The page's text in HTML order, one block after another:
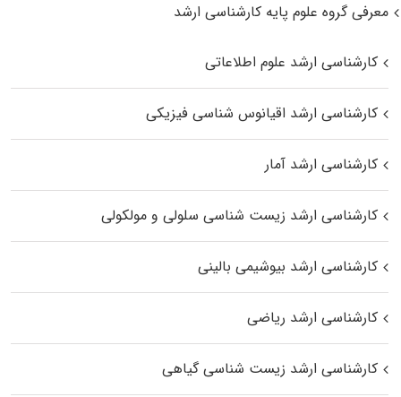
معرفی گروه علوم پایه کارشناسی ارشد
کارشناسی ارشد علوم اطلاعاتی
کارشناسی ارشد اقیانوس‌ شناسی فیزیکی
کارشناسی ارشد آمار
کارشناسی ارشد زیست شناسی سلولی و مولکولی
کارشناسی ارشد بیوشیمی بالینی
کارشناسی ارشد ریاضی
کارشناسی ارشد زیست‌ شناسی گیاهی